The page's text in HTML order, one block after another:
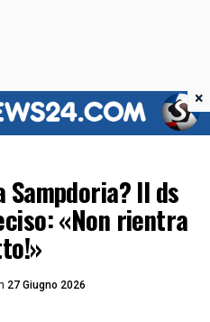
Il ds
«Non rientra
27 Giugno 2026
×